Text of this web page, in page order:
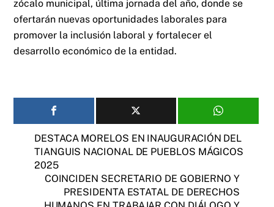
zócalo municipal, última jornada del año, donde se
ofertarán nuevas oportunidades laborales para
promover la inclusión laboral y fortalecer el
desarrollo económico de la entidad.
DESTACA MORELOS EN INAUGURACIÓN DEL
TIANGUIS NACIONAL DE PUEBLOS MÁGICOS
2025
COINCIDEN SECRETARIO DE GOBIERNO Y
PRESIDENTA ESTATAL DE DERECHOS